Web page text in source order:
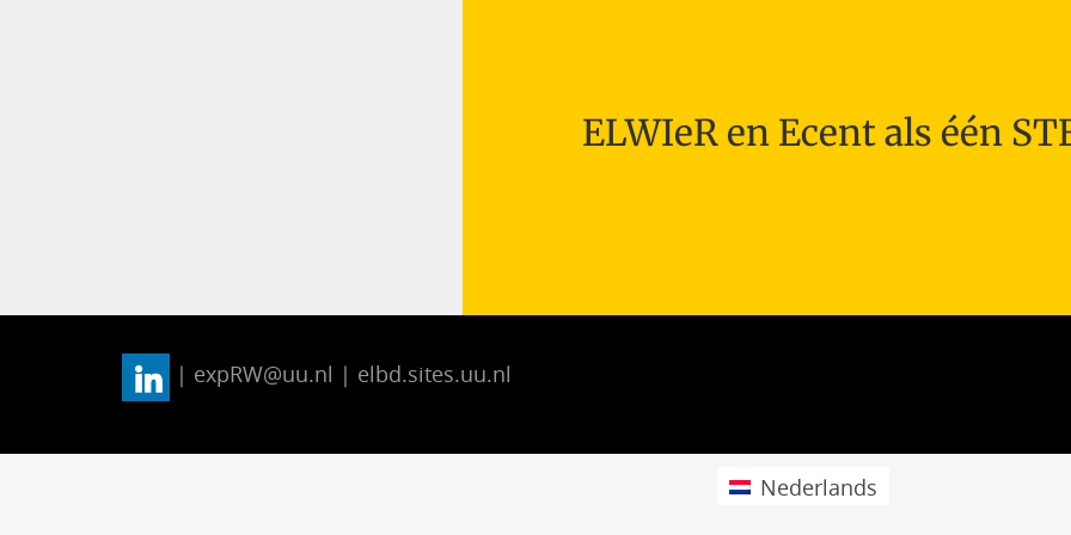
ELWIeR en Ecent als één
| expRW@uu.nl | elbd.sites.uu.nl
Nederlands